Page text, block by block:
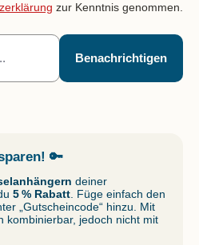
zur Kenntnis genommen.
Benachrichtigen
🔑
deiner
5 % Rabatt . Füge einfach den
„Gutscheincode“ hinzu. Mit
kombinierbar, jedoch nicht mit